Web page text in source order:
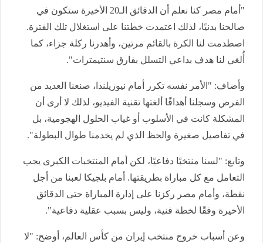
"أمام مصر كنا نعلم أن الدقائق الـ20 الأخيرة ستكون في
صالحنا بدنيًا، لذلك اعتمدت خطتنا على استغلال تلك الفترة.
اصطدمت لنا الكرة بالقائم مرتين، وأهدرنا ركلة جزاء، كما
أُلغي لنا هدف بداعي التسلل بفارق سنتيمترات".
وأضاف: "الأمر نفسه تكرر أمام نيوزيلندا، صنعنا العديد من
الفرص وسجلنا أهدافًا ألغتها تقنية الفيديو، لذلك لا أرى أن
المشكلة كانت في الأسلوب أو غياب الحلول الهجومية، بل
في تفاصيل صغيرة والحظ الذي لم يخدمنا طوال البطولة".
وتابع: "لسنا منتخبًا دفاعيًا، لكن أمام المنتخبات الكبرى يجب
التعامل مع كل مباراة بطريقتها. أمام بلجيكا لعبنا من أجل
نقطة، وأمام مصر ركزنا على إدارة المباراة حتى الدقائق
الأخيرة وفقًا لخطة فنية، وليس بسبب عقلية دفاعية".
وعن أسباب خروج منتخب إيران من كأس العالم، أوضح: "لا